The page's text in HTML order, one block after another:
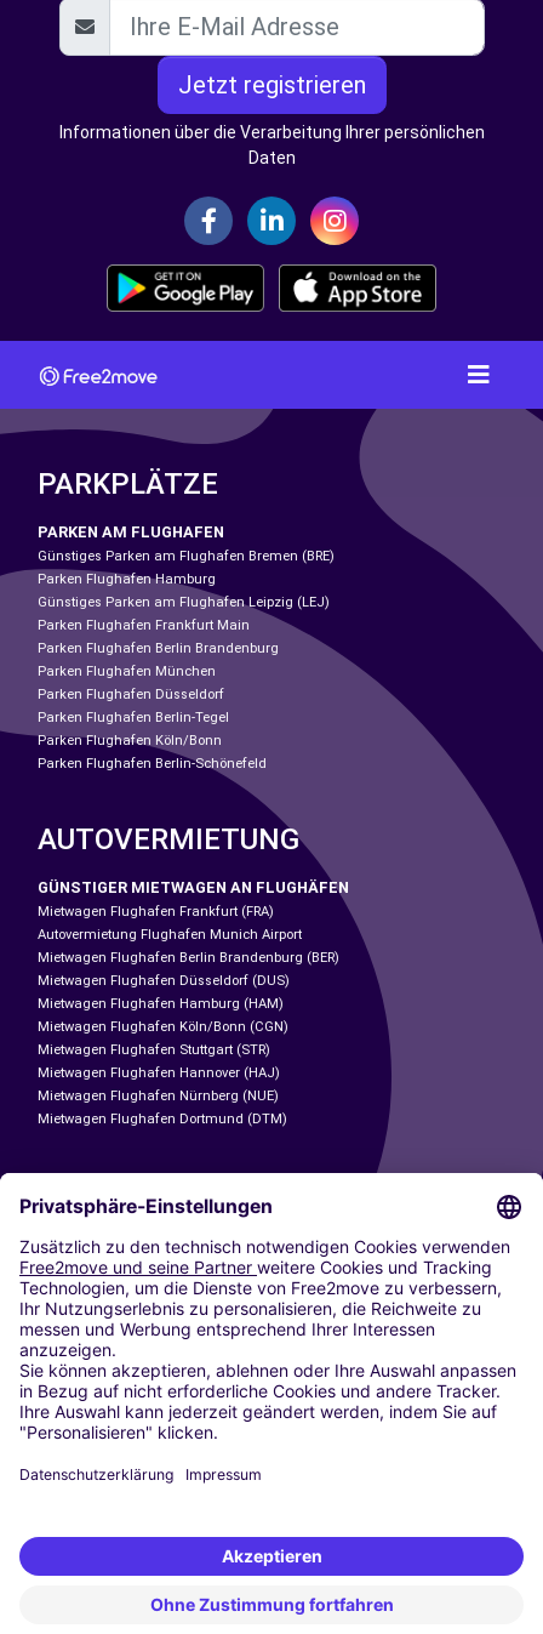
Jetzt registrieren
Informationen über die Verarbeitung Ihrer persönlichen
Daten
PARKPLÄTZE
PARKEN AM FLUGHAFEN
Günstiges Parken am Flughafen Bremen (BRE)
Parken Flughafen Hamburg
Günstiges Parken am Flughafen Leipzig (LEJ)
Parken Flughafen Frankfurt Main
Parken Flughafen Berlin Brandenburg
Parken Flughafen München
Parken Flughafen Düsseldorf
Parken Flughafen Berlin-Tegel
Parken Flughafen Köln/Bonn
Parken Flughafen Berlin-Schönefeld
AUTOVERMIETUNG
GÜNSTIGER MIETWAGEN AN FLUGHÄFEN
Mietwagen Flughafen Frankfurt (FRA)
Autovermietung Flughafen Munich Airport
Mietwagen Flughafen Berlin Brandenburg (BER)
Mietwagen Flughafen Düsseldorf (DUS)
Mietwagen Flughafen Hamburg (HAM)
Mietwagen Flughafen Köln/Bonn (CGN)
Mietwagen Flughafen Stuttgart (STR)
Mietwagen Flughafen Hannover (HAJ)
Mietwagen Flughafen Nürnberg (NUE)
Mietwagen Flughafen Dortmund (DTM)
CARSHARING
UNSERE STÄDTE
Paris
Madrid
Washington DC
Mailand
Rom
Turin
Wien
Berlin
Düsseldorf